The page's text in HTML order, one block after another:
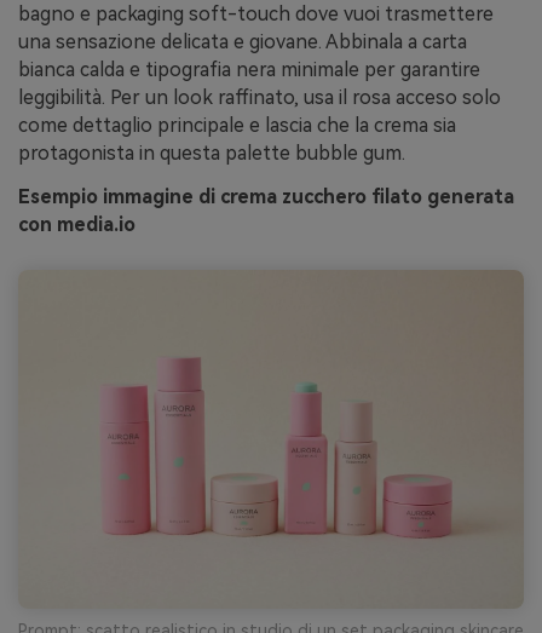
bagno e packaging soft-touch dove vuoi trasmettere
una sensazione delicata e giovane. Abbinala a carta
bianca calda e tipografia nera minimale per garantire
leggibilità. Per un look raffinato, usa il rosa acceso solo
come dettaglio principale e lascia che la crema sia
protagonista in questa palette bubble gum.
Esempio immagine di crema zucchero filato generata
con media.io